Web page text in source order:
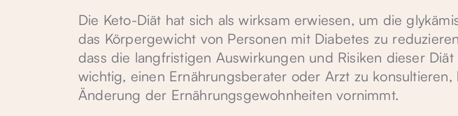
Die Keto-Diät hat sich als wirksam erwiesen, um die
das Körpergewicht von Personen mit Diabetes zu
dass die langfristigen Auswirkungen und Risiken dieser
wichtig, einen Ernährungsberater oder Arzt zu
Änderung der Ernährungsgewohnheiten vornimmt.